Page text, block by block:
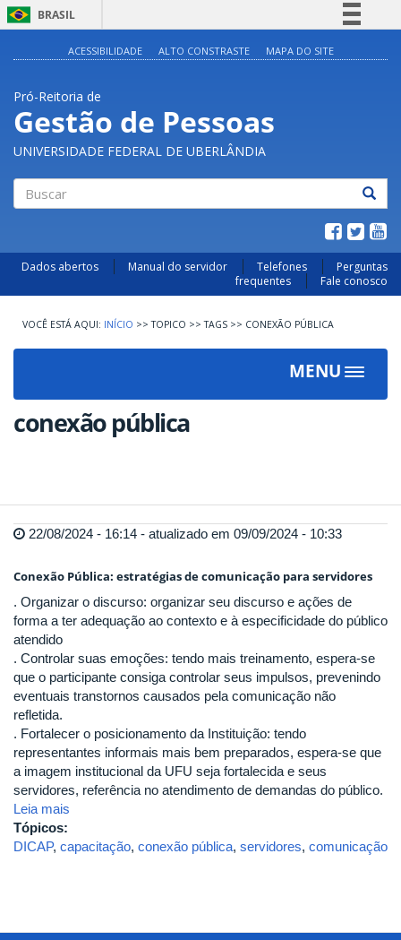
BRASIL
Acesso à informação
Legislação
Canais
ACESSIBILIDADE ALTO CONSTRASTE MAPA DO SITE
Pró-Reitoria de
Gestão de Pessoas
UNIVERSIDADE FEDERAL DE UBERLÂNDIA
Dados abertos Manual do servidor Telefones
Perguntas
frequentes
Fale conosco
INÍCIO >> TOPICO >> TAGS >> CONEXÃO PÚBLICA
MENU
Toggle
conexão pública
22/08/2024 - 16:14 - atualizado em 09/09/2024 - 10:33
Conexão Pública: estratégias de comunicação para servidores
. Organizar o discurso: organizar seu discurso e ações de
forma a ter adequação ao contexto e à especificidade do público
atendido
. Controlar suas emoções: tendo mais treinamento, espera-se
que o participante consiga controlar seus impulsos, prevenindo
eventuais transtornos causados pela comunicação não
refletida.
. Fortalecer o posicionamento da Instituição: tendo
representantes informais mais bem preparados, espera-se que
a imagem institucional da UFU seja fortalecida e seus
servidores, referência no atendimento de demandas do público.
Leia mais
Tópicos:
DICAP, capacitação, conexão pública, servidores, comunicação